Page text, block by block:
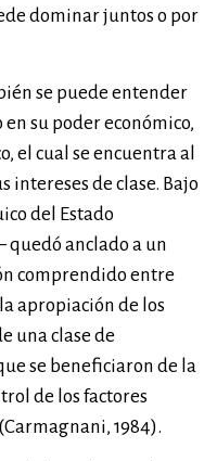
dominar juntos o por
se puede entender
su poder económico,
el cual se encuentra al
intereses de clase. Bajo
del Estado
anclado a un
comprendido entre
apropiación de los
una clase de
se beneficiaron de la
de los factores
1984).